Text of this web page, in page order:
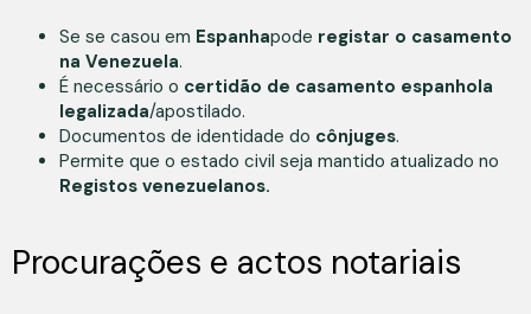
Se se casou em Espanhapode registar o casamento
na Venezuela.
É necessário o certidão de casamento espanhola
legalizada/apostilado.
Documentos de identidade do cônjuges.
Permite que o estado civil seja mantido atualizado no
Registos venezuelanos.
Procurações e actos notariais